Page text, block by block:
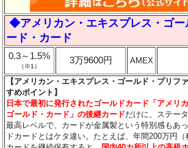
◆アメリカン・エキスプレス・ゴー
ード・カード
0.3～1.5%
（※1）
3万9600円 AMEX
【アメリカン・エキスプレス・ゴールド・プリフ
すめポイント】
日本で最初に発行されたゴールドカード「アメリ
ゴールド・カード」の後継カードだけに、ステー
最高レベルで、カードが金属製という特別感もあ
ドカードとはケタ違い。たとえば、年間200万円